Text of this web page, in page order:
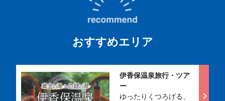
おすすめエリア
伊香保温泉旅行・ツア
ー
ゆったりくつろげる、